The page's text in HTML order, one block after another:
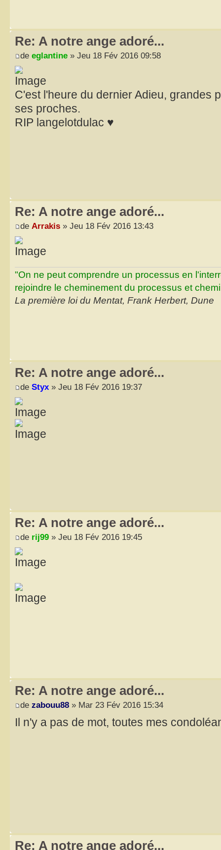
Re: A notre ange adoré...
de eglantine » Jeu 18 Fév 2016 09:58
C'est l'heure du dernier Adieu, grandes
ses proches.
RIP langelotdulac ♥
Re: A notre ange adoré...
de Arrakis » Jeu 18 Fév 2016 13:43
"On ne peut comprendre un processus en
rejoindre le cheminement du processus et
La première loi du Mentat, Frank Herbert, Dune
Re: A notre ange adoré...
de Styx » Jeu 18 Fév 2016 19:37
Re: A notre ange adoré...
de rij99 » Jeu 18 Fév 2016 19:45
Re: A notre ange adoré...
de zabouu88 » Mar 23 Fév 2016 15:34
Il n'y a pas de mot, toutes mes
Re: A notre ange adoré...